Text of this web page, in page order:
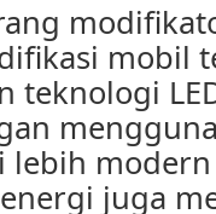
mobil
teknologi
lebih
juga